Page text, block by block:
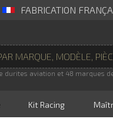
FABRICATION
durites aviation et 48 marques
Kit Racing